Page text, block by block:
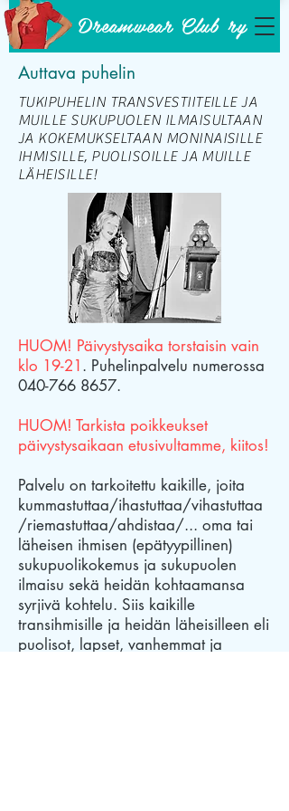
Dreamwear Club ry
Auttava puhelin
TUKIPUHELIN TRANSVESTIITEILLE JA
MUILLE SUKUPUOLEN ILMAISULTAAN
JA KOKEMUKSELTAAN MONINAISILLE
IHMISILLE, PUOLISOILLE JA MUILLE
LÄHEISILLE!
HUOM! Päivystysaika torstaisin vain
klo 19-21. Puhelinpalvelu numerossa
040-766 8657.
HUOM! Tarkista poikkeukset
päivystysaikaan etusivultamme, kiitos!
Palvelu on tarkoitettu kaikille, joita
kummastuttaa/ihastuttaa/vihastuttaa
/riemastuttaa/ahdistaa/... oma tai
läheisen ihmisen (epätyypillinen)
sukupuolikokemus ja sukupuolen
ilmaisu sekä heidän kohtaamansa
syrjivä kohtelu. Siis kaikille
transihmisille ja heidän läheisilleen eli
puolisot, lapset, vanhemmat ja